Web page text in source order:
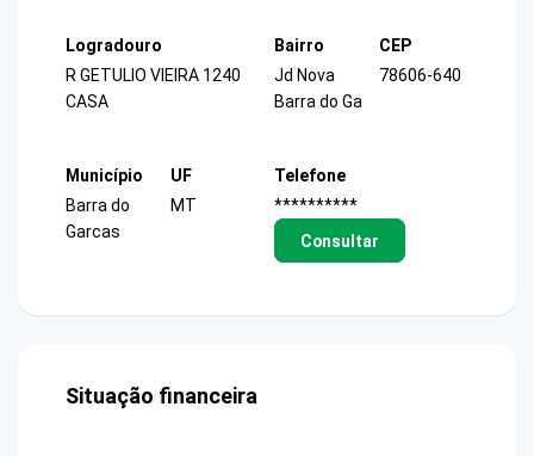
Logradouro
R GETULIO VIEIRA 1240
CASA
Bairro
Jd Nova
Barra do Ga
CEP
78606-640
Município
Barra do
Garcas
UF
MT
Telefone
**********
Consultar
Situação financeira